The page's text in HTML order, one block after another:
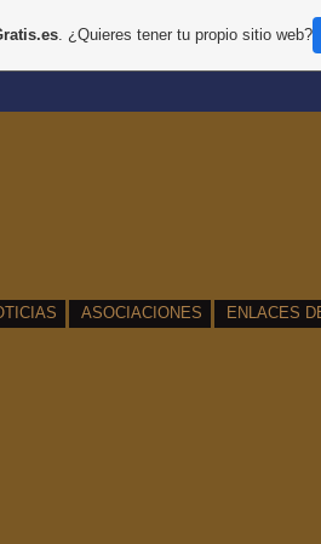
ASOCIACIONES
ENLACES
. ¿Quieres tener tu propio sitio web?